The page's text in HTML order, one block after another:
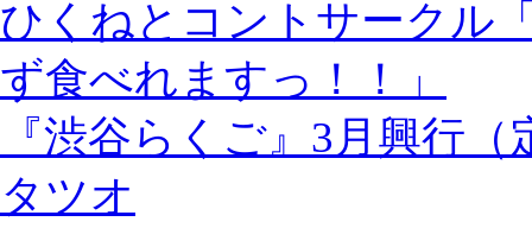
ひくねとコントサークル
ず食べれますっ！！」
『渋谷らくご』3月興行
タツオ